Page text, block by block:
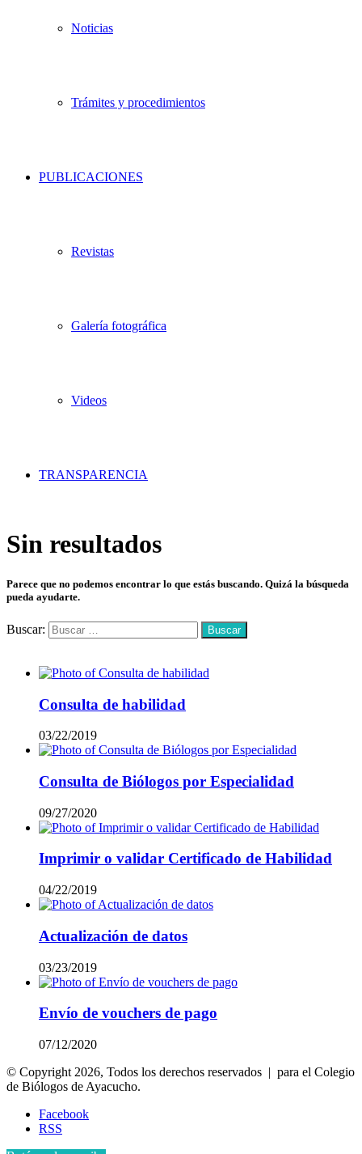
Noticias
Trámites y procedimientos
PUBLICACIONES
Revistas
Galería fotográfica
Videos
TRANSPARENCIA
Sin resultados
Parece que no podemos encontrar lo que estás buscando. Quizá la búsqueda
pueda ayudarte.
Buscar:
Consulta de habilidad
03/22/2019
Consulta de Biólogos por Especialidad
09/27/2020
Imprimir o validar Certificado de Habilidad
04/22/2019
Actualización de datos
03/23/2019
Envío de vouchers de pago
07/12/2020
© Copyright 2026, Todos los derechos reservados | para el Colegio
de Biólogos de Ayacucho.
Facebook
RSS